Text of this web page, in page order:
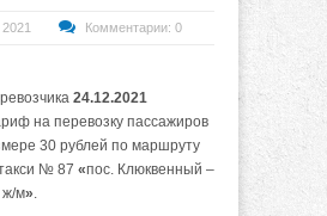
Комментарии: 0
24.12.2021
на перевозку пассажиров
30 рублей по маршруту
№ 87 «пос. Клюквенный –
ж/м».